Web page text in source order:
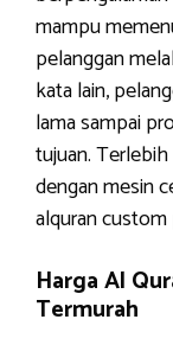
mampu
pelanggan
kata lain,
lama sampai
tujuan.
dengan mesin
alquran custom
Harga Al
Termurah